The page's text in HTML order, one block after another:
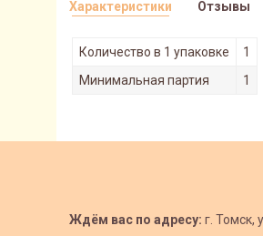
Характеристики
Количество в 1 упаковке
1
Минимальная партия
1
Отзывы
Ждём вас по адресу: г. Томск,